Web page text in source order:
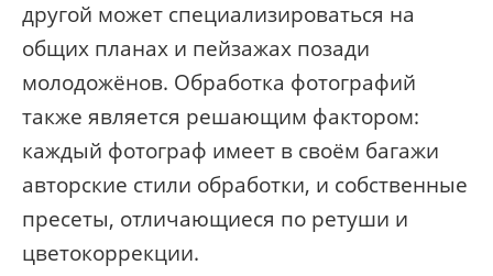
другой может специализироваться на
общих планах и пейзажах позади
молодожёнов. Обработка фотографий
также является решающим фактором:
каждый фотограф имеет в своём багажи
авторские стили обработки, и собственные
пресеты, отличающиеся по ретуши и
цветокоррекции.